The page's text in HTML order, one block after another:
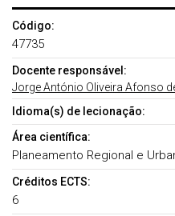
Código:
47735
Docente responsável:
Jorge António Oliveira Afonso
Idioma(s) de lecionação:
Área científica:
Planeamento Regional e
Créditos ECTS:
6